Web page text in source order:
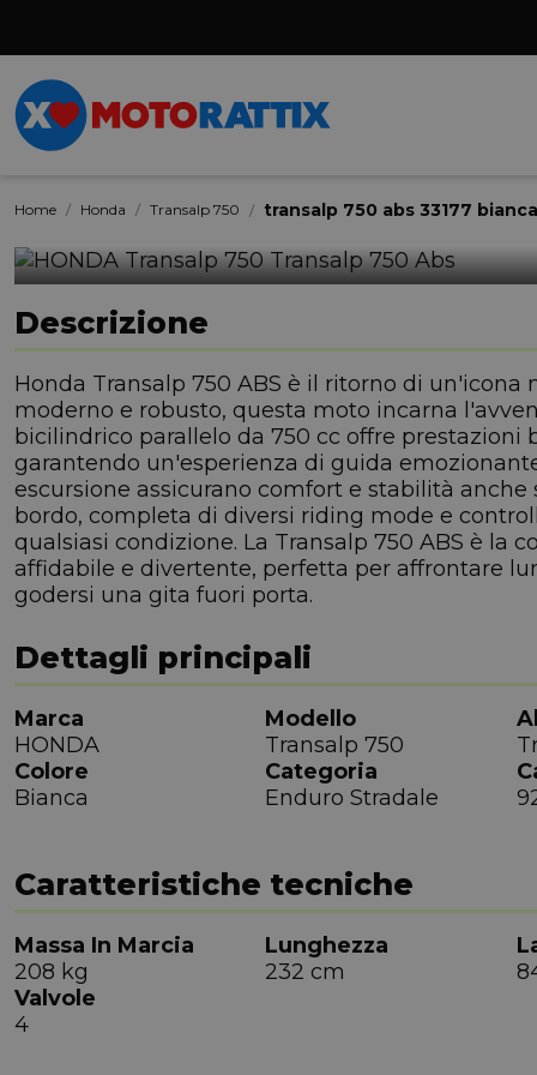
Home Honda Transalp 750 transalp 750 abs 33177
Descrizione
Honda Transalp 750 ABS è il ritorno di
moderno e robusto, questa moto incarna
bicilindrico parallelo da 750 cc offre prestazioni
garantendo un'esperienza di guida
escursione assicurano comfort e stabilità
bordo, completa di diversi riding mode e
qualsiasi condizione. La Transalp 750 ABS è la
affidabile e divertente, perfetta per affrontare
godersi una gita fuori porta.
Dettagli principali
Marca
HONDA
Modello
Transalp 750
Colore
Bianca
Categoria
Enduro Stradale
Caratteristiche tecniche
Massa In Marcia
208 kg
Lunghezza
232 cm
Valvole
4